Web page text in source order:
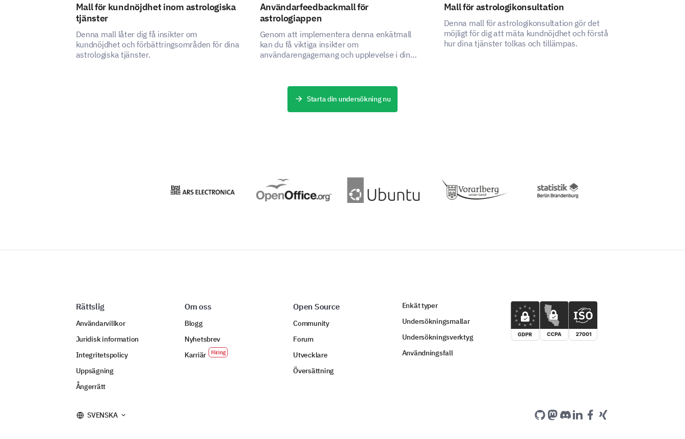
Mall för kundnöjdhet inom astrologiska
tjänster
Denna mall låter dig få insikter om
kundnöjdhet och förbättringsområden för dina
astrologiska tjänster.
Användarfeedbackmall för
astrologiappen
Genom att implementera denna enkätmall
kan du få viktiga insikter om
användarengagemang och upplevelse i din
Mall för astrologikonsultation
Denna mall för astrologikonsultation gör det
möjligt för dig att mäta kundnöjdhet och förstå
hur dina tjänster tolkas och tillämpas.
Starta din undersökning nu
Rättslig
Användarvillkor
Juridisk information
Integritetspolicy
Uppsägning
Ångerrätt
Om oss
Blogg
Nyhetsbrev
Karriär
Open Source
Community
Forum
Utvecklare
Översättning
Enkät typer
Undersökningsmallar
Undersökningsverktyg
Användningsfall
SVENSKA